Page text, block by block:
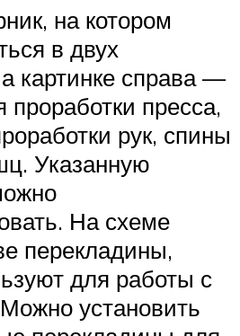
на котором
в двух
картинке справа —
пресса,
рук, спины
Указанную
На схеме
перекладины,
для работы с
установить